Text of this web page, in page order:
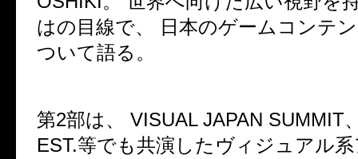
はの目線で、 日本のゲームコンテ
ついて語る。
第2部は、 VISUAL JAPAN SUMMIT
EST.等でも共演したヴィジュアル